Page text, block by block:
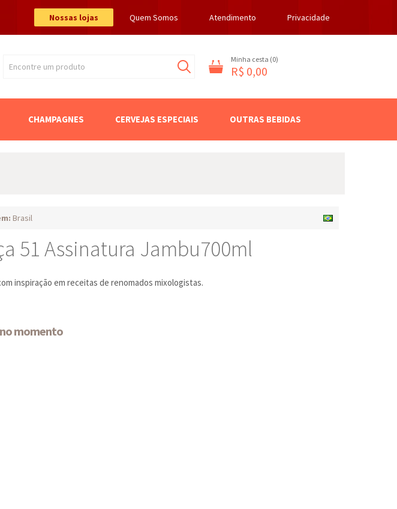
Nossas lojas Quem Somos Atendimento Privacidade
Encontre um produto
Minha cesta (0)
R$ 0,00
CHAMPAGNES CERVEJAS ESPECIAIS OUTRAS BEBIDAS
Brasil
51 Assinatura Jambu700ml
inspiração em receitas de renomados mixologistas.
momento